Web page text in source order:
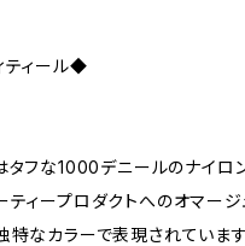
ティール◆
タフな1000デニールのナイロ
ティープロダクトへのオマー
特なカラーで表現されています